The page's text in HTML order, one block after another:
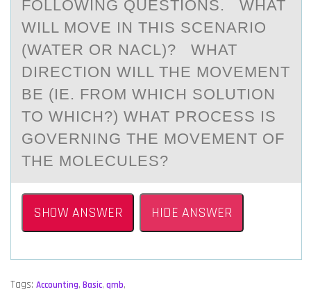
FOLLOWING QUESTIONS. WHAT
WILL MOVE IN THIS SCENARIO
(WATER OR NACL)? WHAT
DIRECTION WILL THE MOVEMENT
BE (IE. FROM WHICH SOLUTION
TO WHICH?) WHAT PROCESS IS
GOVERNING THE MOVEMENT OF
THE MOLECULES?
SHOW ANSWER HIDE ANSWER
Tags: Accounting, Basic, qmb,